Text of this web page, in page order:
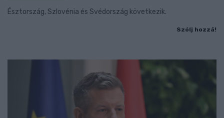
Észtország, Szlovénia és Svédország következik.
Szólj hozzá!